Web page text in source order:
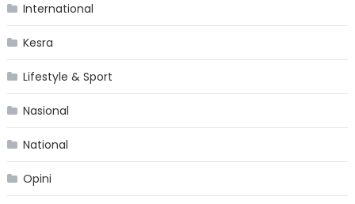
International
Kesra
Lifestyle & Sport
Nasional
National
Opini